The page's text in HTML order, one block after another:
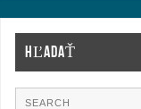
HĽADAŤ